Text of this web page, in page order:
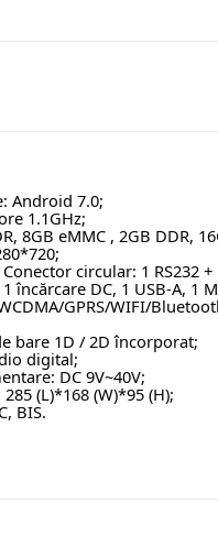
Android 7.0;
1.1GHz;
8GB eMMC , 2GB DDR,
circular: 1 RS232 +
încărcare DC, 1 USB-A, 1
GPRS/WIFI/
bare 1D / 2D încorporat;
digital;
DC 9V~40V;
(L)*168 (W)*95 (H);
BIS.